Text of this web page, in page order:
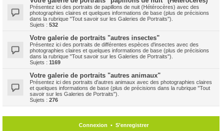
Présentez ici des portraits de papillons de nuit (Hétérocères) avec des
photographies claires et quelques informations de base (plus de précisions
dans la rubrique "Tout savoir sur les Galeries de Portraits").
Sujets : 532
Votre galerie de portraits "autres insectes"
Présentez ici des portraits de différentes espèces d'insectes avec des
photographies claires et quelques informations de base (plus de précisions
dans la rubrique "Tout savoir sur les Galeries de Portraits").
Sujets : 1169
Votre galerie de portraits "autres animaux"
Présentez ici des portraits d'autres animaux avec des photographies claires
et quelques informations de base (plus de précisions dans la rubrique "Tout
savoir sur les Galeries de Portraits").
Sujets : 276
Connexion • S’enregistrer